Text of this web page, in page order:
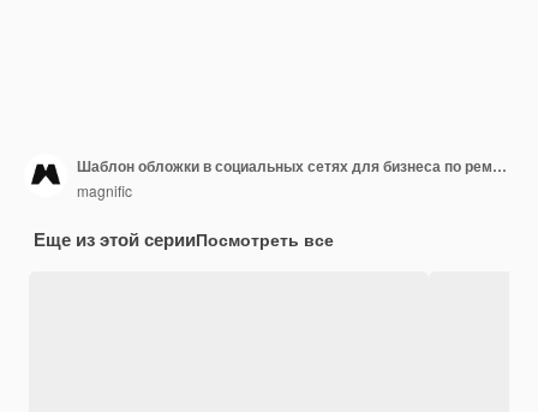
Шаблон обложки в социальных сетях для бизнеса по ремонту квартир
magnific
Еще из этой серииПосмотреть все